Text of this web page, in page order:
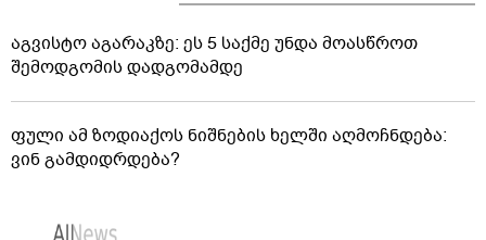
აგვისტო აგარაკზე: ეს 5 საქმე უნდა მოასწროთ
შემოდგომის დადგომამდე
ფული ამ ზოდიაქოს ნიშნების ხელში აღმოჩნდება:
ვინ გამდიდრდება?